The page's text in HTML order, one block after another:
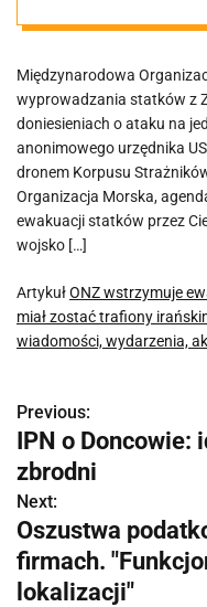
miał
Międzynarodowa
wyprowadzania statków z
doniesieniach o ataku na
anonimowego urzędnika
dronem Korpusu
Organizacja Morska,
ewakuacji statków przez
wojsko […]
ArtykułONZ wstrzymuje
miał zostać trafiony
wiadomości, wydarzenia,
N
a
w
i
g
Previous:
IPN o Doncowie:
zbrodni
Next:
Oszustwa
firmach.
lokalizacji"